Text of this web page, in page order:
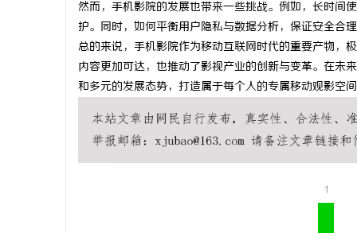
然而，手机影院的发展也带来一些挑战。例如，长时间
护。同时，如何平衡用户隐私与数据分析，保证安全合
总的来说，手机影院作为移动互联网时代的重要产物，
内容更加可达，也推动了影视产业的创新与变革。在未
和多元的发展态势，打造属于每个人的专属移动观影空间
1
武汉配眼镜